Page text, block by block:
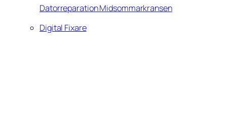
Datorreparation Midsommarkransen
Digital Fixare